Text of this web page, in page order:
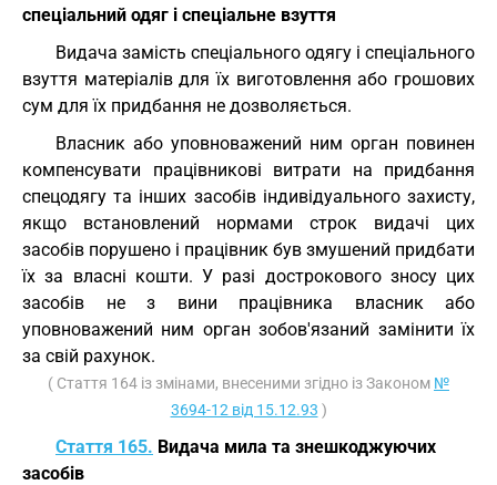
спеціальний одяг і спеціальне взуття
Видача замість спеціального одягу і спеціального
взуття матеріалів для їх виготовлення або грошових
сум для їх придбання не дозволяється.
Власник або уповноважений ним орган повинен
компенсувати працівникові витрати на придбання
спецодягу та інших засобів індивідуального захисту,
якщо встановлений нормами строк видачі цих
засобів порушено і працівник був змушений придбати
їх за власні кошти. У разі дострокового зносу цих
засобів не з вини працівника власник або
уповноважений ним орган зобов'язаний замінити їх
за свій рахунок.
( Стаття 164 із змінами, внесеними згідно із Законом №
3694-12 від 15.12.93 )
Стаття 165. Видача мила та знешкоджуючих
засобів